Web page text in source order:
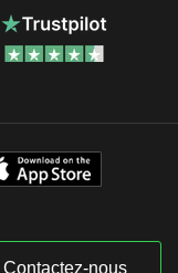
Contactez-nous